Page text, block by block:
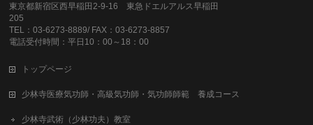
東京都新宿区西早稲田2-9-16 東急ドエルアルス早稲田
205
TEL：03-6273-8889/ FAX：03-6273-8857
電話受付時間：平日10：00～18：00
トップページ
少林寺医療気功師・高級気功師・気功師師範 養成コース
少林寺武術（少林功夫）教室